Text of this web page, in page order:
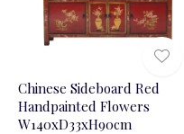
Chinese Sideboard Red
Handpainted Flowers
W140xD33xH90cm